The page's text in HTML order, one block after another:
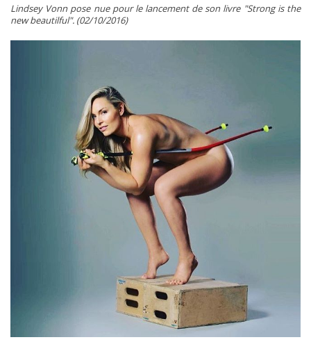
Lindsey Vonn pose nue pour le lancement de son livre "Strong is the
new beautilful". (02/10/2016)